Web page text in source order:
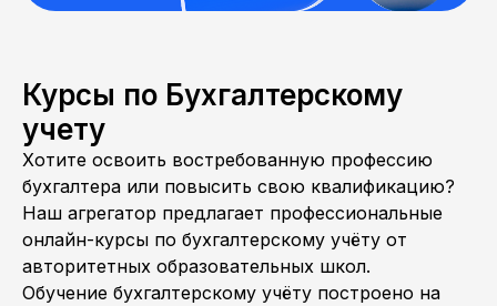
Курсы по Бухгалтерскому
учету
Хотите освоить востребованную профессию
бухгалтера или повысить свою квалификацию?
Наш агрегатор предлагает профессиональные
онлайн-курсы по бухгалтерскому учёту от
авторитетных образовательных школ.
Обучение бухгалтерскому учёту построено на